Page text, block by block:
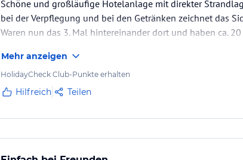
Schöne und großläufige Hotelanlage mit direkter
bei der Verpflegung und bei den Getränken zeichnet das
Waren nun das 3. Mal hintereinander dort und haben ca.
Preis-Leistung finden wir…
Mehr anzeigen
HolidayCheck Club-Punkte erhalten
Hilfreich Teilen